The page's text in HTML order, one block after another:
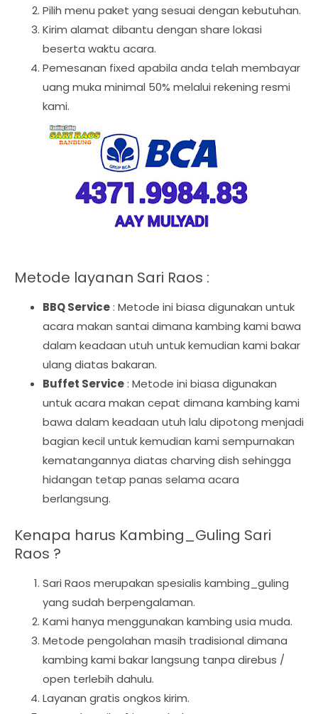
Pilih menu paket yang sesuai dengan kebutuhan.
Kirim alamat dibantu dengan share lokasi
beserta waktu acara.
Pemesanan fixed apabila anda telah membayar
uang muka minimal 50% melalui rekening resmi
kami.
Metode layanan Sari Raos :
BBQ Service: Metode ini biasa digunakan untuk
acara makan santai dimana kambing kami bawa
dalam keadaan utuh untuk kemudian kami bakar
ulang diatas bakaran.
Buffet Service: Metode ini biasa digunakan
untuk acara makan cepat dimana kambing kami
bawa dalam keadaan utuh lalu dipotong menjadi
bagian kecil untuk kemudian kami sempurnakan
kematangannya diatas charving dish sehingga
hidangan tetap panas selama acara
berlangsung.
Kenapa harus Kambing_Guling Sari
Raos ?
Sari Raos merupakan spesialis kambing_guling
yang sudah berpengalaman.
Kami hanya menggunakan kambing usia muda.
Metode pengolahan masih tradisional dimana
kambing kami bakar langsung tanpa direbus /
open terlebih dahulu.
Layanan gratis ongkos kirim.